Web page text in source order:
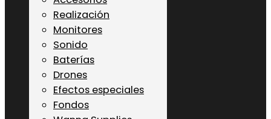
Realización
Monitores
Sonido
Baterías
Drones
Efectos especiales
Fondos